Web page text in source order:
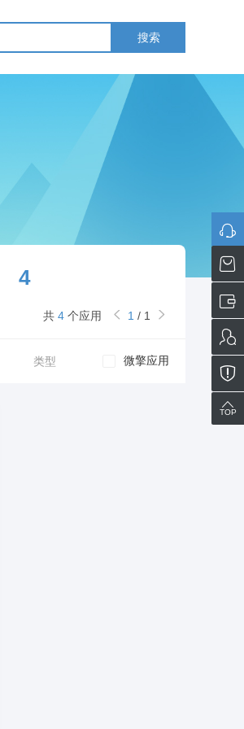
搜索
4
共 4 个应用 1 / 1
类型 微擎应用
TOP